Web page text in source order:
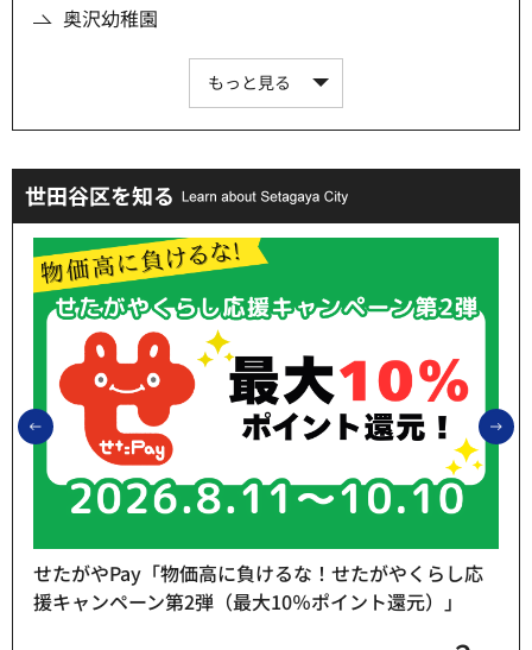
奥沢幼稚園
もっと見る
世田谷区を知る
前のスライドを表示
せたがやPay「物価高に負けるな！せたがやくらし応
援キャンペーン第2弾（最大10％ポイント還元）」